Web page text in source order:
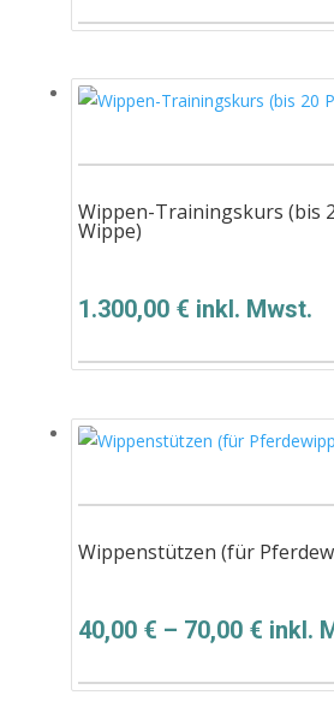
Wippen-Trainingskurs (bis
Wippe)
1.300,00 € inkl. Mwst.
Wippenstützen (für
40,00 € – 70,00 € inkl.